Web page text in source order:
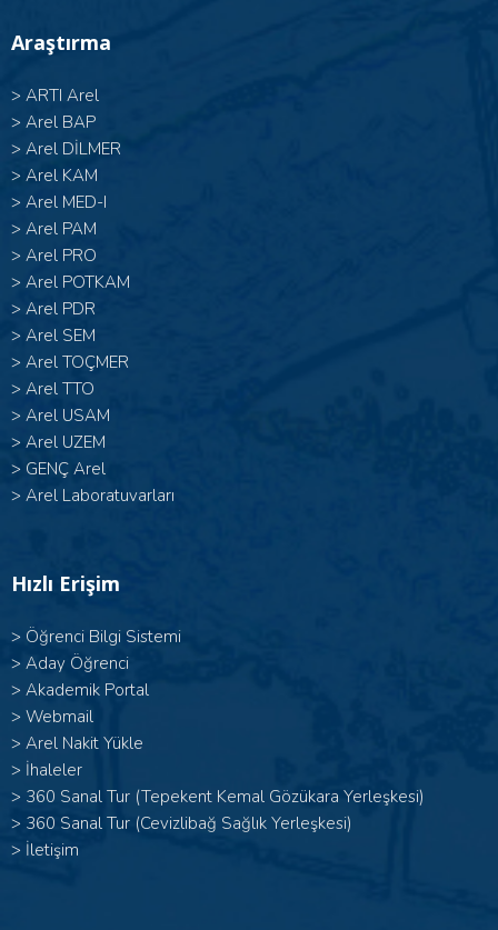
Araştırma
> ARTI Arel
> Arel BAP
> Arel DİLMER
> Arel KAM
> Arel MED-I
> Arel PAM
> Arel PRO
> Arel POTKAM
> Arel PDR
> Arel SEM
> Arel TOÇMER
> Arel TTO
> Arel USAM
> Arel UZEM
> GENÇ Arel
> Arel Laboratuvarları
Hızlı Erişim
> Öğrenci Bilgi Sistemi
> Aday Öğrenci
> Akademik Portal
> Webmail
> Arel Nakit Yükle
> İhaleler
> 360 Sanal Tur (Tepekent Kemal Gözükara Yerleşkesi)
> 360 Sanal Tur (Cevizlibağ Sağlık Yerleşkesi)
> İletişim